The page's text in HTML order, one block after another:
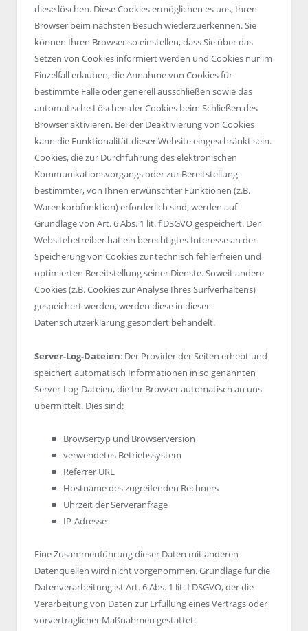
diese löschen. Diese Cookies ermöglichen es uns, Ihren
Browser beim nächsten Besuch wiederzuerkennen. Sie
können Ihren Browser so einstellen, dass Sie über das
Setzen von Cookies informiert werden und Cookies nur im
Einzelfall erlauben, die Annahme von Cookies für
bestimmte Fälle oder generell ausschließen sowie das
automatische Löschen der Cookies beim Schließen des
Browser aktivieren. Bei der Deaktivierung von Cookies
kann die Funktionalität dieser Website eingeschränkt sein.
Cookies, die zur Durchführung des elektronischen
Kommunikationsvorgangs oder zur Bereitstellung
bestimmter, von Ihnen erwünschter Funktionen (z.B.
Warenkorbfunktion) erforderlich sind, werden auf
Grundlage von Art. 6 Abs. 1 lit. f DSGVO gespeichert. Der
Websitebetreiber hat ein berechtigtes Interesse an der
Speicherung von Cookies zur technisch fehlerfreien und
optimierten Bereitstellung seiner Dienste. Soweit andere
Cookies (z.B. Cookies zur Analyse Ihres Surfverhaltens)
gespeichert werden, werden diese in dieser
Datenschutzerklärung gesondert behandelt.
Server-Log-Dateien: Der Provider der Seiten erhebt und
speichert automatisch Informationen in so genannten
Server-Log-Dateien, die Ihr Browser automatisch an uns
übermittelt. Dies sind:
Browsertyp und Browserversion
verwendetes Betriebssystem
Referrer URL
Hostname des zugreifenden Rechners
Uhrzeit der Serveranfrage
IP-Adresse
Eine Zusammenführung dieser Daten mit anderen
Datenquellen wird nicht vorgenommen. Grundlage für die
Datenverarbeitung ist Art. 6 Abs. 1 lit. f DSGVO, der die
Verarbeitung von Daten zur Erfüllung eines Vertrags oder
vorvertraglicher Maßnahmen gestattet.